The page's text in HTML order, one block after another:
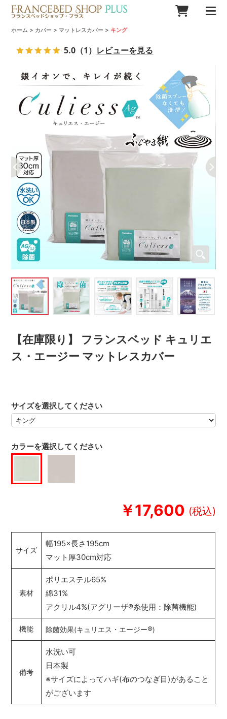
ホーム > カバー > マットレスカバー > キング
【在庫限り】 フランスベッド キュリエ
ス・エージー マットレスカバー
￥17,600
カラーを選択してください
サイズを選択してください
サイズ
幅195×長さ195cm
マット厚30cm対応
素材
ポリエステル65%
綿31%
アクリル4%(アグリーザ®糸使用：除菌機能)
機能 除菌効果(キュリエス・エージー®)
備考
水洗い可
日本製
※サイズによってハギ(布のつなぎ目)があること
がございます
5.0 （1） レビューを見る